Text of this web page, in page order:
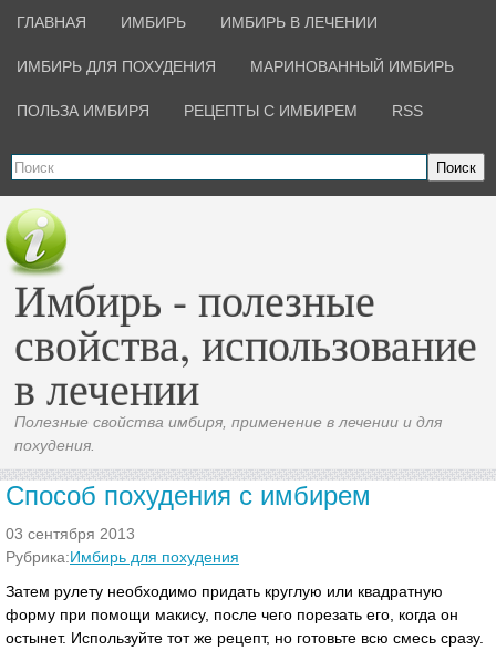
ГЛАВНАЯ ИМБИРЬ ИМБИРЬ В ЛЕЧЕНИИ
ИМБИРЬ ДЛЯ ПОХУДЕНИЯ МАРИНОВАННЫЙ ИМБИРЬ
ПОЛЬЗА ИМБИРЯ РЕЦЕПТЫ С ИМБИРЕМ RSS
Поиск
Имбирь - полезные
свойства, использование
в лечении
Полезные свойства имбиря, применение в лечении и для
похудения.
Способ похудения с имбирем
03 сентября 2013
Рубрика:Имбирь для похудения
Затем рулету необходимо придать круглую или квадратную
форму при помощи макису, после чего порезать его, когда он
остынет. Используйте тот же рецепт, но готовьте всю смесь сразу.